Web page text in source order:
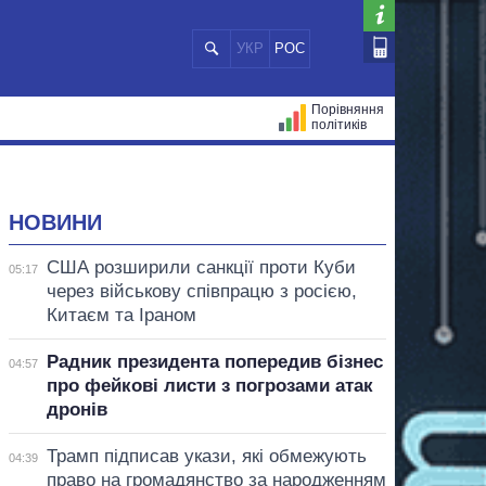
УКР РОС
Порівняння
політиків
НОВИНИ
05:17
США розширили санкції проти Куби
через військову співпрацю з росією,
Китаєм та Іраном
04:57
Радник президента попередив бізнес
про фейкові листи з погрозами атак
дронів
04:39
Трамп підписав укази, які обмежують
право на громадянство за народженням